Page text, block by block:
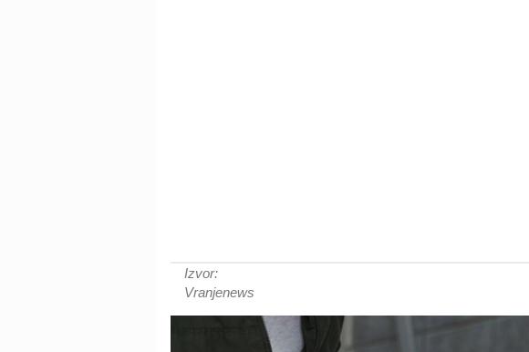
Izvor:
Vranjenews